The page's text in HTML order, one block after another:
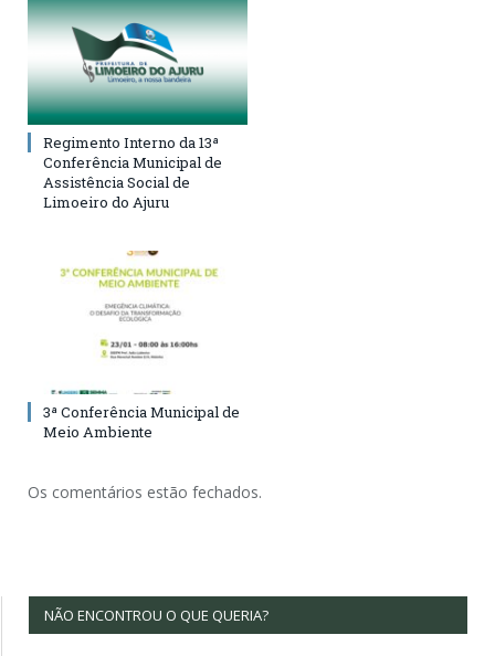
Regimento Interno da 13ª
Conferência Municipal de
Assistência Social de
Limoeiro do Ajuru
3ª Conferência Municipal de
Meio Ambiente
Os comentários estão fechados.
NÃO ENCONTROU O QUE QUERIA?